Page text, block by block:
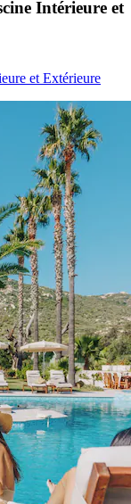
Intérieure et
et Extérieure